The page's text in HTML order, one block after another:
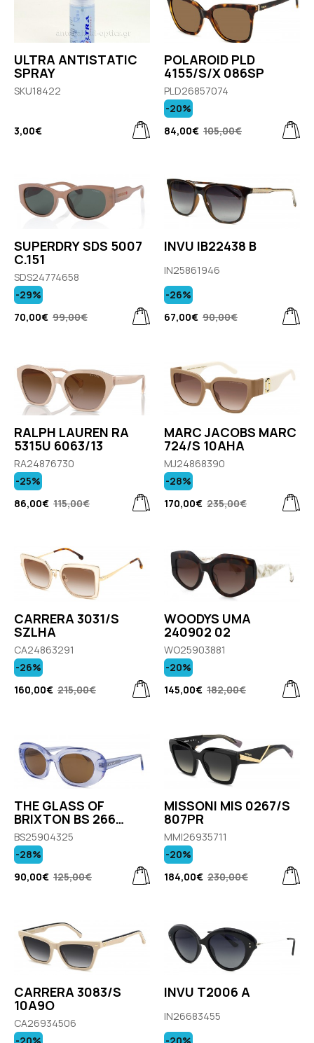
ULTRA ANTISTATIC
SPRAY
SKU18422
3,00€
POLAROID PLD
4155/S/X 086SP
PLD26857074
84,00€ 105,00€
-20%
SUPERDRY SDS 5007
C.151
SDS24774658
70,00€ 99,00€
-29%
INVU IB22438 B
IN25861946
67,00€ 90,00€
-26%
RALPH LAUREN RA
5315U 6063/13
RA24876730
86,00€ 115,00€
-25%
MARC JACOBS MARC
724/S 10AHA
MJ24868390
170,00€ 235,00€
-28%
CARRERA 3031/S
SZLHA
CA24863291
160,00€ 215,00€
-26%
WOODYS UMA
240902 02
WO25903881
145,00€ 182,00€
-20%
THE GLASS OF
BRIXTON BS 266
CURT COL.02
BS25904325
90,00€ 125,00€
-28%
MISSONI MIS 0267/S
807PR
MMI26935711
184,00€ 230,00€
-20%
CARRERA 3083/S
10A9O
CA26934506
INVU T2006 A
IN26683455